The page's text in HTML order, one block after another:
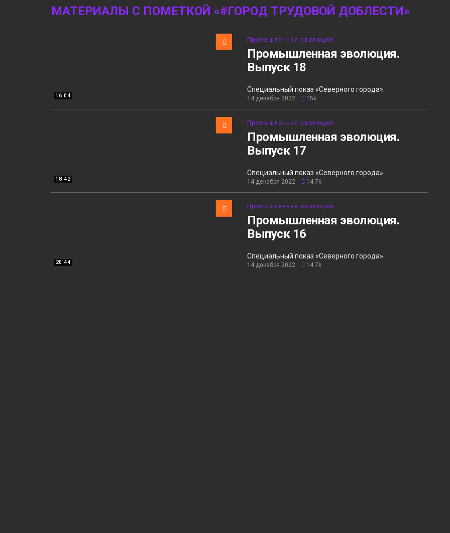
МАТЕРИАЛЫ С ПОМЕТКОЙ «#ГОРОД ТРУДОВОЙ ДОБЛЕСТИ»
16:04
Промышленная эволюция
Промышленная эволюция.
Выпуск 18
Специальный показ «Северного города».
14 декабря 2022 15k
18:42
Промышленная эволюция
Промышленная эволюция.
Выпуск 17
Специальный показ «Северного города».
14 декабря 2022 14.7k
20:44
Промышленная эволюция
Промышленная эволюция.
Выпуск 16
Специальный показ «Северного города».
14 декабря 2022 14.7k